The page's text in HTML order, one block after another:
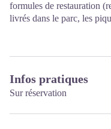
formules de restauration
livrés dans le parc, les
Infos pratiques
Sur réservation